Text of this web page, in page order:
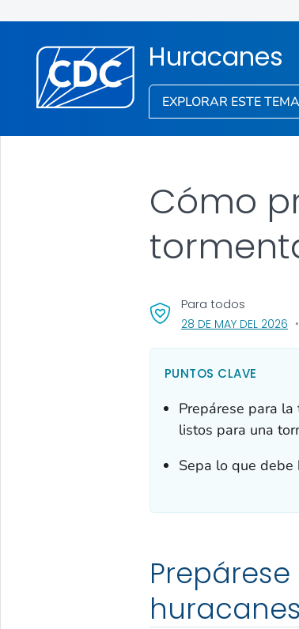
Huracanes
EXPLORAR ESTE TEMA
Cómo
Para todos
28 DE MAY DEL 2026,
PUNTOS CLAVE
Prepárese para
listos para una
Sepa lo que debe
huracanes